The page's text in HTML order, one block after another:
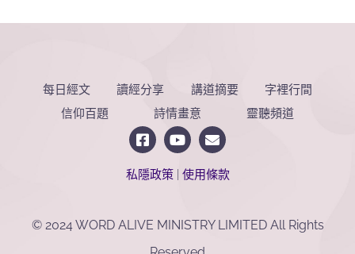
每日經文 讀經分享 講道摘要
字裡行間
信仰百題
詩情畫意 靈聽頻道
私隱政策| 使用條款
© 2024 WORD ALIVE MINISTRY LIMITED All Rights